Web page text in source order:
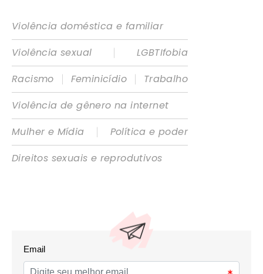
Violência doméstica e familiar
Violência sexual
|
LGBTIfobia
Racismo
| Feminicídio |
Trabalho
Violência de gênero na internet
Mulher e Mídia
|
Política e poder
Direitos sexuais e reprodutivos